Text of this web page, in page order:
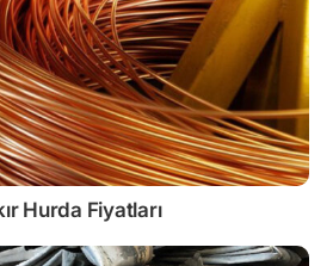
Hurda Fiyatları